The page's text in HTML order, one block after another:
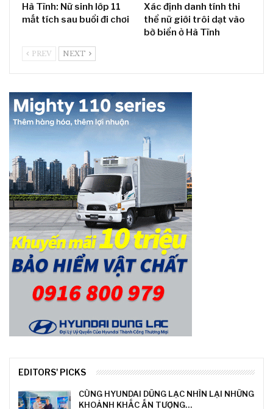
Hà Tĩnh: Nữ sinh lớp 11
mất tích sau buổi đi chơi
Xác định danh tính thi
thể nữ giới trôi dạt vào
bờ biển ở Hà Tĩnh
PREV NEXT
EDITORS' PICKS
CÙNG HYUNDAI DŨNG LẠC NHÌN LẠI NHỮNG
KHOẢNH KHẮC ẤN TƯỢNG…